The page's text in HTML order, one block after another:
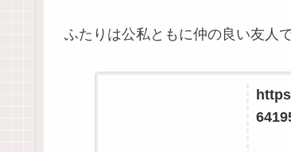
ふたりは公私ともに仲の良い友人